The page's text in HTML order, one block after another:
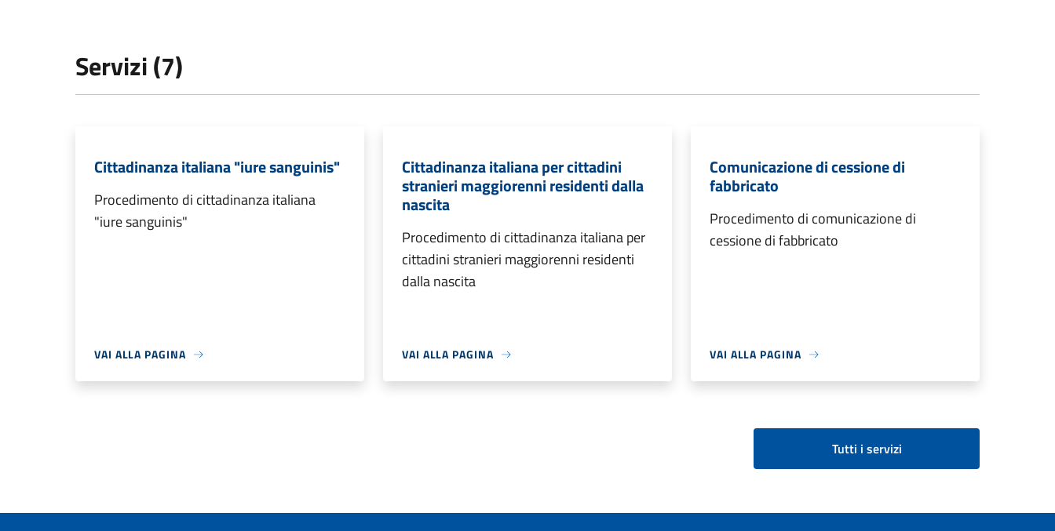
Servizi (7)
Cittadinanza italiana "iure sanguinis"
Procedimento di cittadinanza italiana
"iure sanguinis"
VAI ALLA PAGINA
Cittadinanza italiana per cittadini
stranieri maggiorenni residenti dalla
nascita
Procedimento di cittadinanza italiana per
cittadini stranieri maggiorenni residenti
dalla nascita
VAI ALLA PAGINA
Comunicazione di cessione di
fabbricato
Procedimento di comunicazione di
cessione di fabbricato
VAI ALLA PAGINA
Tutti i servizi